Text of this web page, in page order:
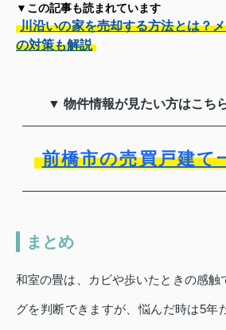
▼この記事も読まれています
川沿いの家を売却する方法とは？
の対策も解説
▼ 物件情報が見たい方はこち
前橋市の売買戸建て
まとめ
和室の畳は、カビや歩いたときの感触
グを判断できますが、悩んだ時は5年